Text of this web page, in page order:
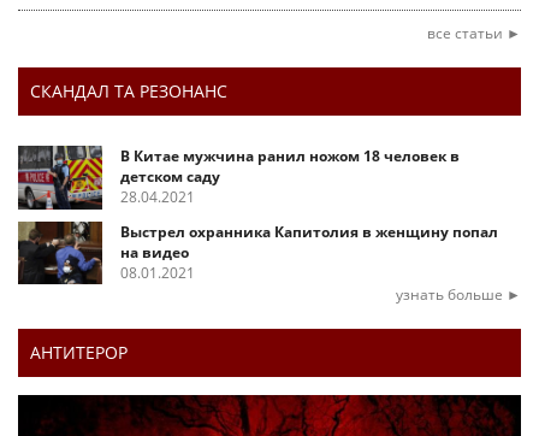
все статьи ►
СКАНДАЛ ТА РЕЗОНАНС
В Китае мужчина ранил ножом 18 человек в
детском саду
28.04.2021
Выстрел охранника Капитолия в женщину попал
на видео
08.01.2021
узнать больше ►
АНТИТЕРОР